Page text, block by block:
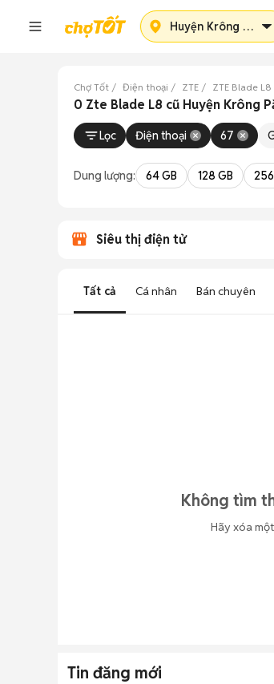
Huyện Krông Pắc
Chợ Tốt Điện thoại ZTE ZTE Blade L8
0 Zte Blade L8 cũ Huyện Krông
Lọc Điện thoại 67
Dung lượng: 64 GB 128 GB
Siêu thị điện tử
Tất cả Cá nhân Bán chuyên
Không tìm
Hãy xóa
Tin đăng mới